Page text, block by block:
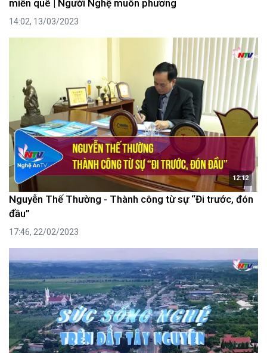
miền quê | Người Nghệ muôn phương
14:02, 13/03/2023
12:12
Nguyễn Thế Thường - Thành công từ sự “Đi trước, đón
đầu”
17:46, 22/02/2023